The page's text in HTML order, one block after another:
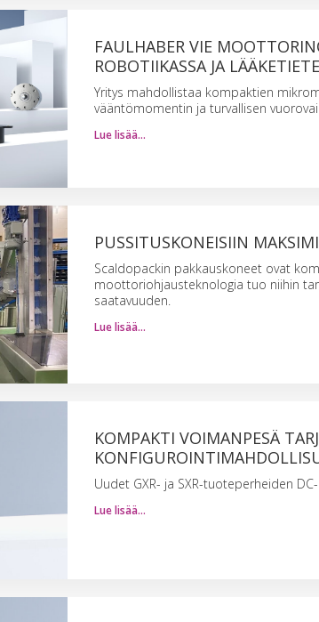
FAULHABER VIE
ROBOTIIKASSA JA
Yritys mahdollistaa kompaktien
vääntömomentin ja turvallisen
Lue lisää…
PUSSITUSKONEISIIN
Scaldopackin pakkauskoneet ovat
moottoriohjausteknologia tuo niihin
saatavuuden.
Lue lisää…
KOMPAKTI VOIMANPESÄ
Uudet GXR- ja SXR-tuoteperheiden
Lue lisää…